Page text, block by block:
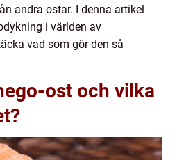
andra ostar. I denna artikel
i världen av
vad som gör den så
ost och vilka